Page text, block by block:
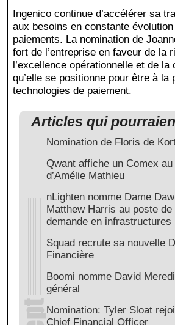
Ingenico continue d’accélérer sa
aux besoins en constante
paiements. La nomination de
fort de l’entreprise en faveur de la
l’excellence opérationnelle et de
qu’elle se positionne pour être à la
technologies de paiement.
Articles qui
Nomination de Floris de
Qwant affiche un Comex
d’Amélie Mathieu
nLighten nomme Dame
Matthew Harris au poste
demande en infrastructures
Squad recrute sa nouvelle
Financière
Boomi nomme David
général
Nomination: Tyler Sloat
Chief Financial Officer